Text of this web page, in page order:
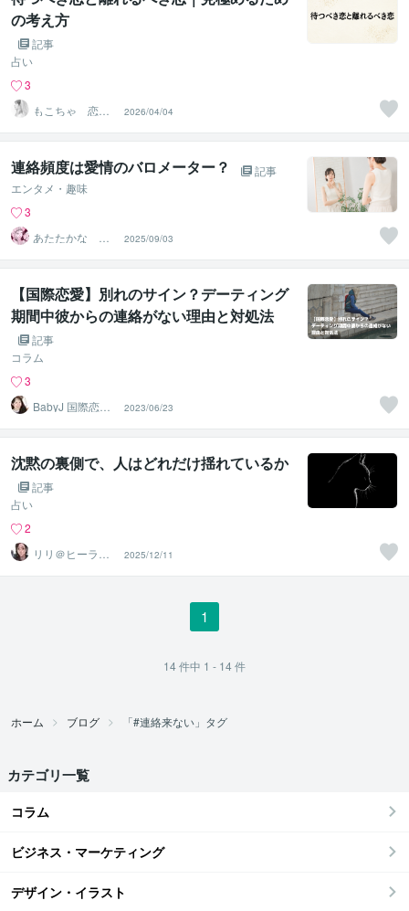
の考え方
記事
占い
3
もこちゃ 恋す
る女性のお悩み
相談室
2026/04/04
連絡頻度は愛情のバロメーター？
記事
エンタメ・趣味
3
あたたかな ゆ
うひ
2025/09/03
【国際恋愛】別れのサイン？デーティング
期間中彼からの連絡がない理由と対処法
記事
コラム
3
BabyJ 国際恋愛
ブロガー
2023/06/23
沈黙の裏側で、人はどれだけ揺れているか
記事
占い
2
リリ＠ヒーラー
愛の癒し処
2025/12/11
1
14件中 1 - 14件
ホーム ブログ 「#連絡来ない」タグ
カテゴリ一覧
コラム
ビジネス・マーケティング
デザイン・イラスト